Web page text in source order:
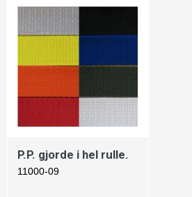
P.P. gjorde i hel rulle.
11000-09